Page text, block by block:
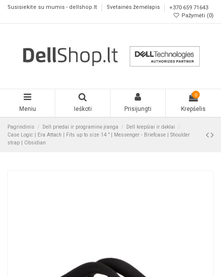
Susisiekite su mumis - dellshop.lt Svetainės žemėlapis
+370 659 71643
Pažymėti (0)
Meniu Ieškoti Prisijungti
0
Krepšelis
Pagrindinis Dell priedai ir programinė įranga
Dell krepšiai ir dėklai
Case Logic | Era Attach | Fits up to size 14 " | Messenger - Briefcase | Shoulder
strap | Obsidian